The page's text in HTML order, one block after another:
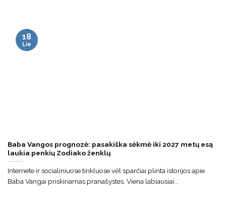
Baba Vangos prognozė: pasakiška sėkmė iki 2027 metų esą
laukia penkių Zodiako ženklų
Internete ir socialiniuose tinkluose vėl sparčiai plinta istorijos apie
Baba Vangai priskiriamas pranašystes. Viena labiausiai...
18
Lie